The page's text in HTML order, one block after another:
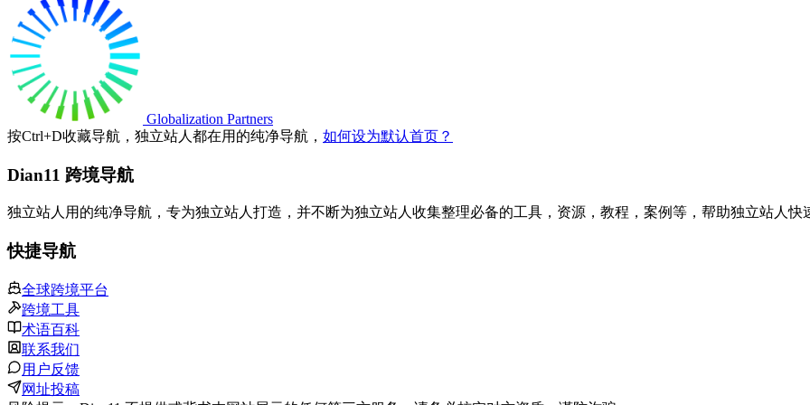
Globalization Partners
按Ctrl+D收藏导航，独立站人都在用的纯净导航， 如何设为默认首页？
Dian11 跨境导航
独立站人用的纯净导航，专为独立站人打造，并不断为独立站人收集整理必备的工具，资源，教程，案例等，帮助独立站人快
快捷导航
全球跨境平台
跨境工具
术语百科
联系我们
用户反馈
网址投稿